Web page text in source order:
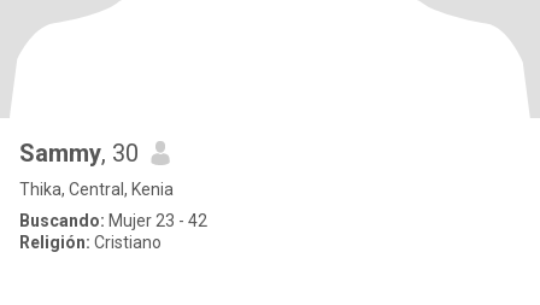
Sammy, 30
Thika, Central, Kenia
Buscando: Mujer 23 - 42
Religión: Cristiano